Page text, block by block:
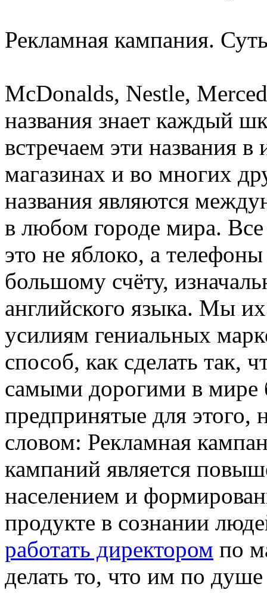
Рекламная кампания.
McDonalds, Nestle,
названия знает каждый
встречаем эти названия
магазинах и во многих
названия являются
в любом городе мира.
это не яблоко, а
большому счёту,
английского языка. Мы
усилиям гениальных
способ, как сделать так,
самыми дорогими в мире
предпринятые для
словом: Рекламная
кампаний является
населением и
продукте в сознании
работать директором по
делать то, что им по